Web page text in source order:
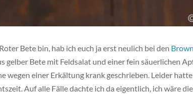
Bete bin, hab ich euch ja erst neulich bei den
gelber Bete mit Feldsalat und einer fein säuerlichen
wegen einer Erkältung krank geschrieben. Leider
Auf alle Fälle dachte ich da eigentlich, ich wäre